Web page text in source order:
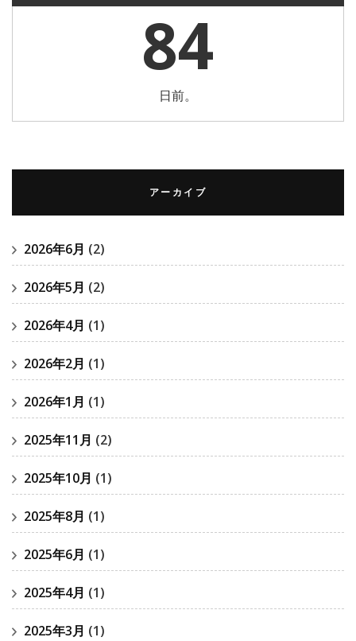
84
日前。
アーカイブ
2026年6月 (2)
2026年5月 (2)
2026年4月 (1)
2026年2月 (1)
2026年1月 (1)
2025年11月 (2)
2025年10月 (1)
2025年8月 (1)
2025年6月 (1)
2025年4月 (1)
2025年3月 (1)